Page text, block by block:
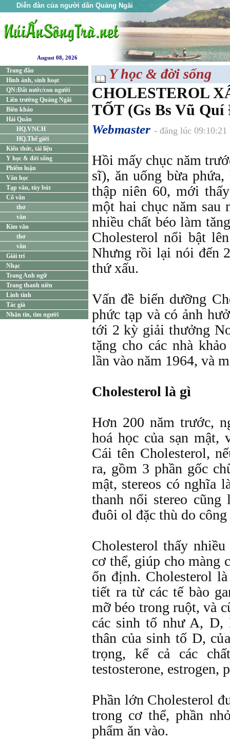
Diễn đàn của người dân Quảng Ngãi
August 08, 2026
Trang đầu
Hình ảnh, sinh hoạt
QN:Đất nước/con người
Liên trường Quảng Ngãi
Biên khảo
Hải Quân
HQ.VNCH
HQ.Thế giới
Kiến thức, tài liệu
Y học & đời sống
Phiếm luận
Văn học
Tạp văn, tùy bút
Cổ văn
thơ
văn
Kim văn
thơ
văn
Giải trí
Nhạc
Trang Anh ngữ
Trang thanh niên
Linh tinh
Tác giả
Nhắn tin, tìm người
Y học & đời sống
CHOLESTEROL
TỐT (Gs Bs Vũ Quí
Webmaster - đăng lúc
Hồi mấy chục năm
sĩ), ăn uống bừa
thập niên 60, mới
một hai chục năm sau
nhiều chất béo làm
Cholesterol nổi bật
Nhưng rồi lại nói đến
thứ xấu.
Vấn đề biến dưỡng
phức tạp và có ảnh
tới 2 kỳ giải thưởng
tặng cho các nhà
lần vào năm 1964, và
Cholesterol là gì
Hơn 200 năm trước,
hoá học của sạn mật,
Cái tên Cholesterol,
ra, gồm 3 phần gốc
mật, stereos có nghĩa
thanh nổi stereo
đuôi ol đặc thù do
Cholesterol thấy
cơ thể, giúp cho màng
ổn định. Cholesterol
tiết ra từ các tế bào
mỡ béo trong ruột, và
các sinh tố như A, D,
thân của sinh tố D,
trọng, kể cả các
testosterone, estrogen,
Phần lớn Cholesterol
trong cơ thể, phần
phẩm ăn vào.